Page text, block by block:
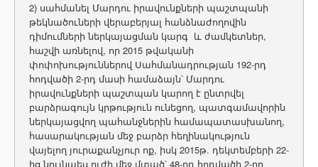
2) սահմանել Մարդու իրավունքների պաշտպանի
թեկնածուների վերաբերյալ հանձնաժողովին
դիմումների ներկայացման կարգ և ժամկետներ,
հաշվի առնելով, որ 2015 թվականի
փոփոխություններով Սահմանադրության 192-րդ
հոդվածի 2-րդ մասի համաձայն՝ Մարդու
իրավունքների պաշտպան կարող է ընտրվել
բարձրագույն կրթություն ունեցող, պատգամավորին
ներկայացվող պահանջներին համապատասխանող,
հասարակության մեջ բարձր հեղինակություն
վայելող յուրաքանչյուր ոք, իսկ 2015թ. դեկտեմբերի 22-
ից նույնպես ուժի մեջ մտած՝ 48-րդ հոդվածի 2-րդ